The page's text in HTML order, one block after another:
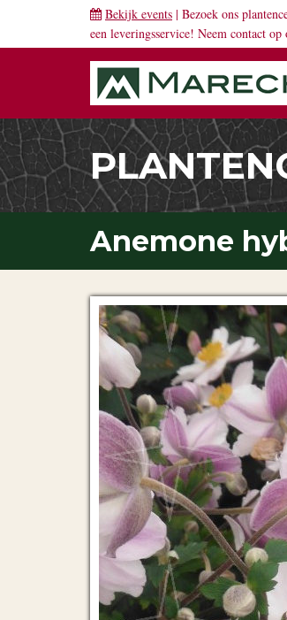
Bekijk events | Bezoek ons
een leveringsservice! Neem contact op
Anemone